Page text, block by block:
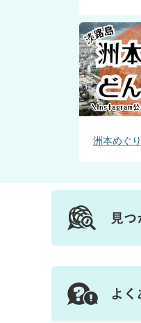
洲本めぐり